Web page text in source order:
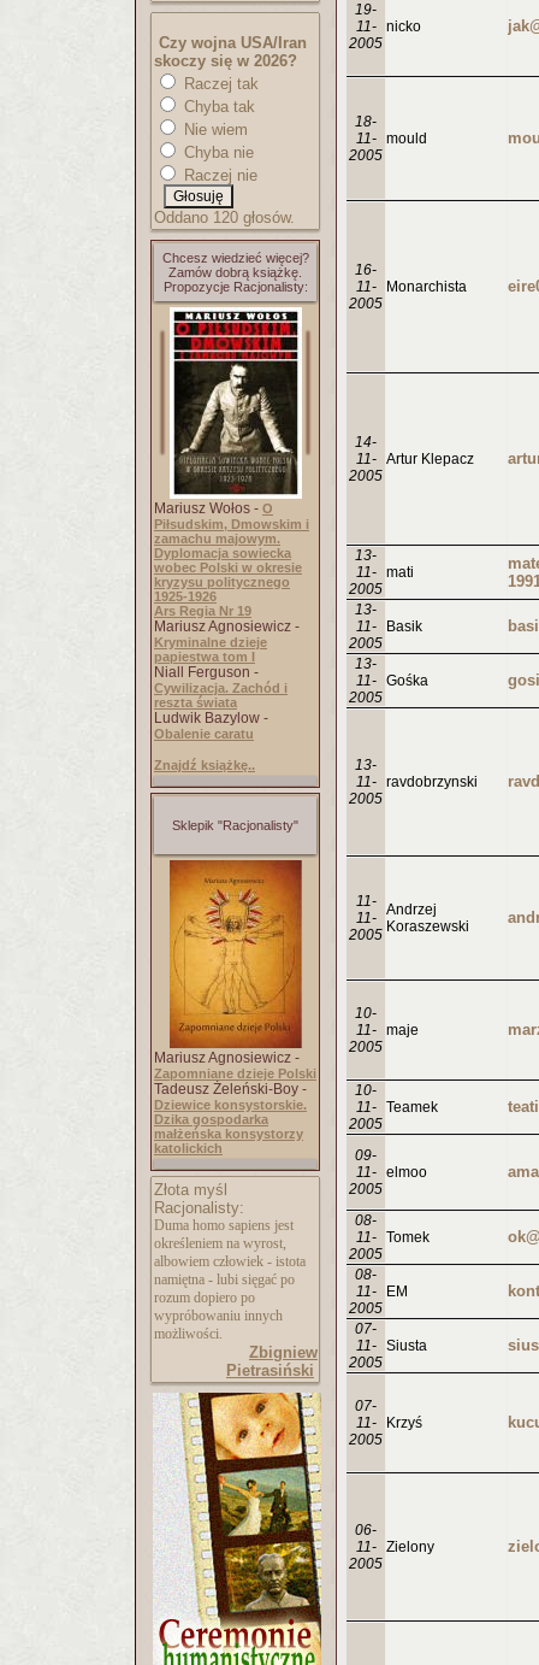
Czy wojna USA/Iran
skoczy się w 2026?
Raczej tak
Chyba tak
Nie wiem
Chyba nie
Raczej nie
Oddano 120 głosów.
Chcesz wiedzieć więcej?
Zamów dobrą książkę.
Propozycje Racjonalisty:
Mariusz Wołos - O
Piłsudskim, Dmowskim i
zamachu majowym.
Dyplomacja sowiecka
wobec Polski w okresie
kryzysu politycznego
1925-1926
Ars Regia Nr 19
Mariusz Agnosiewicz -
Kryminalne dzieje
papiestwa tom I
Niall Ferguson -
Cywilizacja. Zachód i
reszta świata
Ludwik Bazylow -
Obalenie caratu
Znajdź książkę..
Sklepik "Racjonalisty"
Mariusz Agnosiewicz -
Zapomniane dzieje Polski
Tadeusz Żeleński-Boy -
Dziewice konsystorskie.
Dzika gospodarka
małżeńska konsystorzy
katolickich
Złota myśl
Racjonalisty:
Duma homo sapiens jest
określeniem na wyrost,
albowiem człowiek - istota
namiętna - lubi sięgać po
rozum dopiero po
wypróbowaniu innych
możliwości.
Zbigniew
Pietrasiński
19-
11-
2005
nicko
18-
11-
2005
mould
16-
11-
2005
Monarchista
14-
11-
2005
Artur Klepacz
13-
11-
2005
mati
13-
11-
2005
Basik
13-
11-
2005
Gośka
13-
11-
2005
ravdobrzynski
11-
11-
2005
Andrzej
Koraszewski
10-
11-
2005
maje
10-
11-
2005
Teamek
09-
11-
2005
elmoo
08-
11-
2005
Tomek
08-
11-
2005
EM
07-
11-
2005
Siusta
07-
11-
2005
Krzyś
06-
11-
2005
Zielony